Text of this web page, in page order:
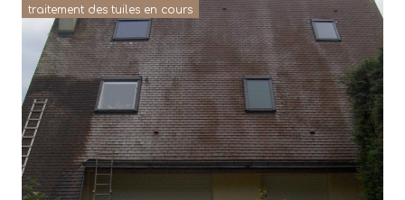
traitement des tuiles en cours